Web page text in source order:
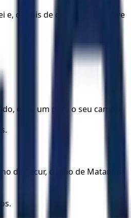
e, depois de certos dias, obtive
cada um para o seu campo.
de Zacur, o filho de Matanias;